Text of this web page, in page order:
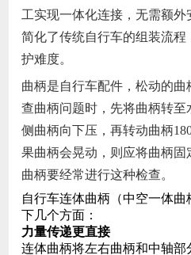
工实现一体化连接，无需额
简化了传统自行车的组装流
护难度。
曲柄是自行车配件，松动的
查曲柄问题时，先将曲柄转
侧曲柄向下压，再转动曲柄
果曲柄会晃动，则应将曲柄
曲柄要经常进行这种检查。
自行车连体曲柄（中空一体
下几个方面：
力量传递更直接
连体曲柄将左右曲柄和中轴